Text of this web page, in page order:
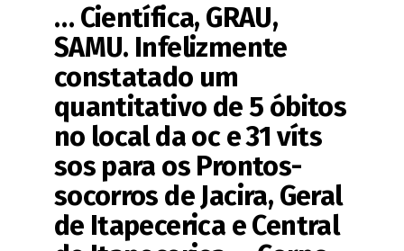
… Científica, GRAU,
SAMU. Infelizmente
constatado um
quantitativo de 5 óbitos
no local da oc e 31 víts
sos para os Prontos-
socorros de Jacira, Geral
de Itapecerica e Central